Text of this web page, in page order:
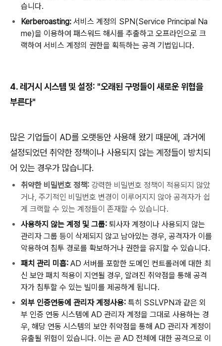
습니다.
Kerberoasting: 서비스 계정의 SPN(Service Principal Na
me)을 이용하여 패스워드 해시를 추출하고 오프라인으로 크
랙하여 서비스 계정의 권한을 획득하는 공격 기법입니다.
4.레거시 시스템 및설정: "오래된구멍들이 새로운 위협을
부른다"
많은 기업들이 AD를 오랫동안 사용해 왔기 때문에 , 과거에
설정되었던 취약한 정책이나 사용되지 않는 계정들이 방치되
어 있는 경우가 많습니다.
취약한 비밀번호 정책: 강력한 비밀번호 정책이 적용되지 않았
거나, 주기적인 비밀번호 변경이 이루어지지 않아 공격자가 쉽
게 크랙할 수 있는 계정들이 존재할 수 있습니다.
사용하지 않는 계정 및 그룹: 퇴사자 계정이나 사용되지 않는
관리자 그룹 등이 삭제되지 않고 남아있는 경우, 공격자가 이를
악용하여 침투 경로를 확보하거나 권한을 유지할 수 있습니다.
패치 관리 미흡: AD 서버를 포함한 도메인 컨트롤러에 대한 최
신 보안 패치 적용이 지연될 경우, 알려진 취약점을 통해 공격
자가 침투할 수 있는 빌미를 제공하게 됩니다.
외부 인증연동에 관리자 계정사용: 특히 SSLVPN과 같은 외
부 인증 연동 시스템에 AD 관리자 계정을 그대로 사용하는 경
우, 해당 연동 시스템의 보안 취약점을 통해 AD 관리자 계정이
유출될 위험이 있습니다. 이는 곧 AD 전체에 대한 공격으로 이